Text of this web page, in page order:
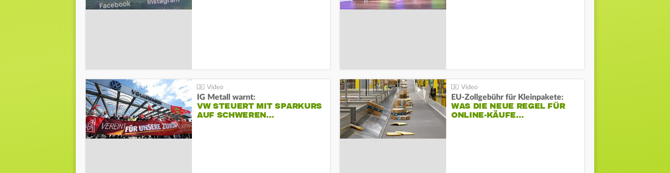
IG Metall warnt:
VW STEUERT MIT SPARKURS
AUF SCHWEREN…
EU-Zollgebühr für Kleinpakete:
WAS DIE NEUE REGEL FÜR
ONLINE-KÄUFE…